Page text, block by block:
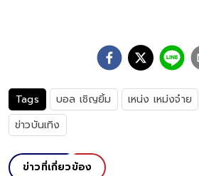
Tags บอล เชิญยิ้ม เหน่ง เหม่งจ๋าย
ข่าวบันเทิง
ข่าวที่เกี่ยวข้อง